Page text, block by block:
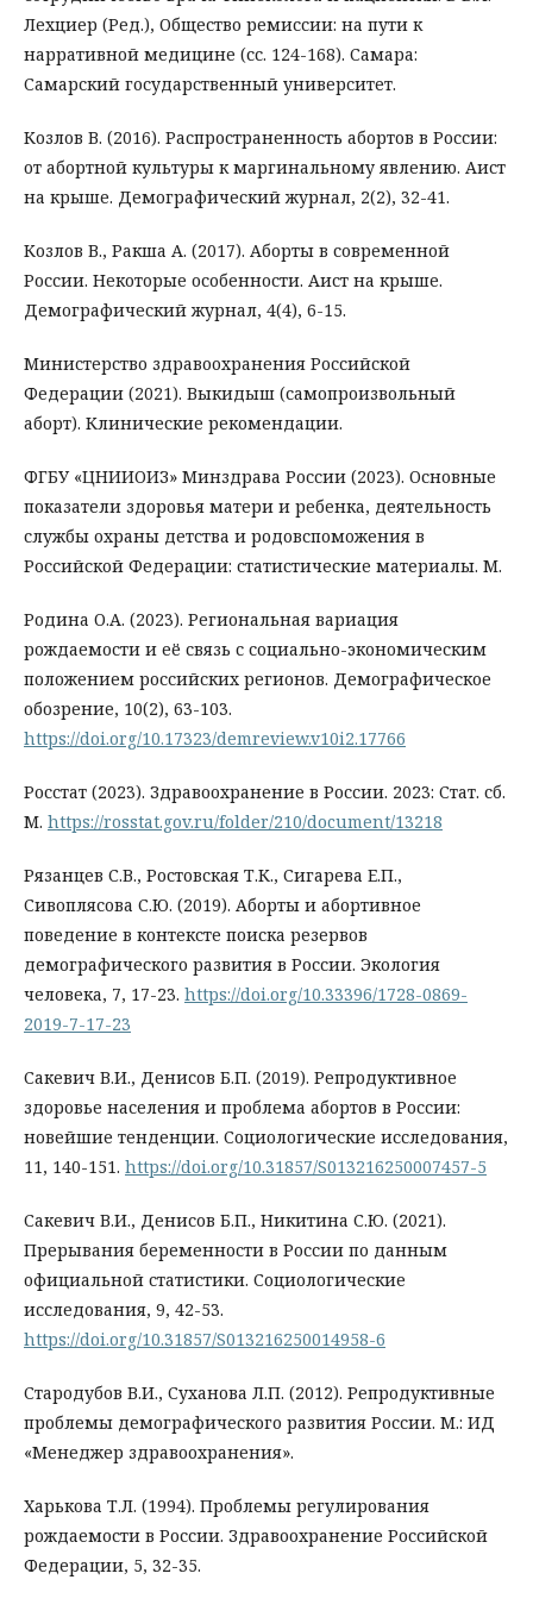
Лехциер (Ред.), Общество ремиссии: на пути к
нарративной медицине (сс. 124-168). Самара:
Самарский государственный университет.
Козлов В. (2016). Распространенность абортов в России:
от абортной культуры к маргинальному явлению. Аист
на крыше. Демографический журнал, 2(2), 32-41.
Козлов В., Ракша А. (2017). Аборты в современной
России. Некоторые особенности. Аист на крыше.
Демографический журнал, 4(4), 6-15.
Министерство здравоохранения Российской
Федерации (2021). Выкидыш (самопроизвольный
аборт). Клинические рекомендации.
ФГБУ «ЦНИИОИЗ» Минздрава России (2023). Основные
показатели здоровья матери и ребенка, деятельность
службы охраны детства и родовспоможения в
Российской Федерации: статистические материалы. М.
Родина О.А. (2023). Региональная вариация
рождаемости и её связь с социально-экономическим
положением российских регионов. Демографическое
обозрение, 10(2), 63-103.
https://doi.org/10.17323/demreview.v10i2.17766
Росстат (2023). Здравоохранение в России. 2023: Стат. сб.
М. https://rosstat.gov.ru/folder/210/document/13218
Рязанцев С.В., Ростовская Т.К., Сигарева Е.П.,
Сивоплясова С.Ю. (2019). Аборты и абортивное
поведение в контексте поиска резервов
демографического развития в России. Экология
человека, 7, 17-23. https://doi.org/10.33396/1728-0869-
2019-7-17-23
Сакевич В.И., Денисов Б.П. (2019). Репродуктивное
здоровье населения и проблема абортов в России:
новейшие тенденции. Социологические исследования,
11, 140-151. https://doi.org/10.31857/S013216250007457-5
Сакевич В.И., Денисов Б.П., Никитина С.Ю. (2021).
Прерывания беременности в России по данным
официальной статистики. Социологические
исследования, 9, 42-53.
https://doi.org/10.31857/S013216250014958-6
Стародубов В.И., Суханова Л.П. (2012). Репродуктивные
проблемы демографического развития России. М.: ИД
«Менеджер здравоохранения».
Харькова Т.Л. (1994). Проблемы регулирования
рождаемости в России. Здравоохранение Российской
Федерации, 5, 32-35.